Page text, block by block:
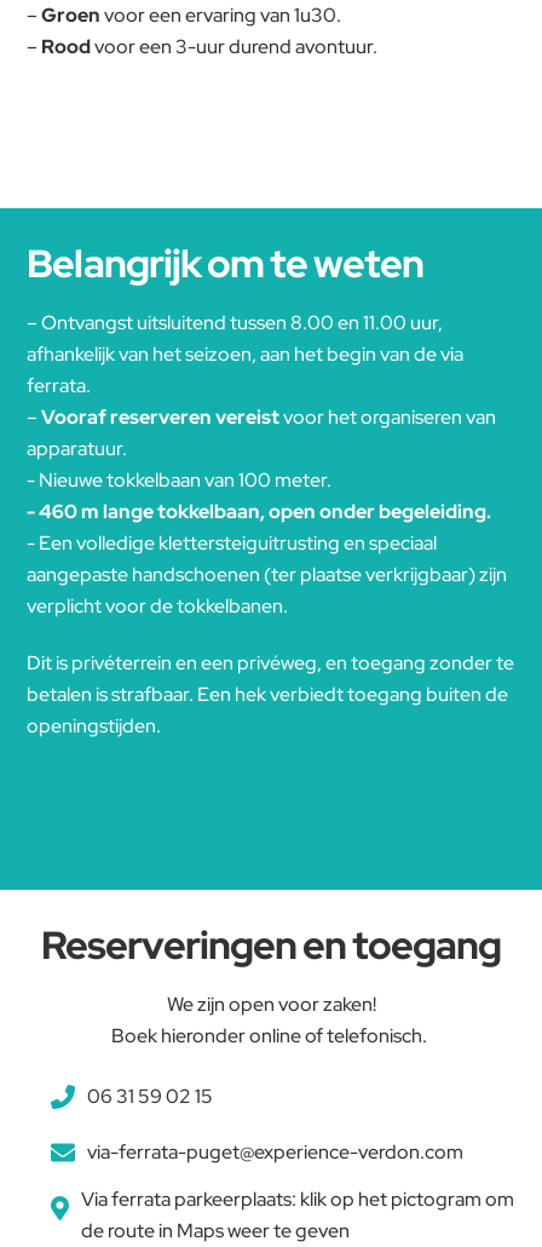
–Groenvoor een ervaring van 1u30.
– Roodvoor een 3-uur durend avontuur.
Belangrijk om te weten
– Ontvangst uitsluitend tussen 8.00 en 11.00 uur,
afhankelijk van het seizoen, aan het begin van de via
ferrata.
–Vooraf reserveren vereistvoor het organiseren van
apparatuur.
- Nieuwe tokkelbaan van 100 meter.
- 460 m lange tokkelbaan, open onder begeleiding.
- Een volledige klettersteiguitrusting en speciaal
aangepaste handschoenen (ter plaatse verkrijgbaar) zijn
verplicht voor de tokkelbanen.
Dit is privéterrein en een privéweg, en toegang zonder te
betalen is strafbaar. Een hek verbiedt toegang buiten de
openingstijden.
Reserveringen en toegang
We zijn open voor zaken!
Boek hieronder online of telefonisch.
06 31 59 02 15
via-ferrata-puget@experience-verdon.com
Via ferrata parkeerplaats: klik op het pictogram om
de route in Maps weer te geven